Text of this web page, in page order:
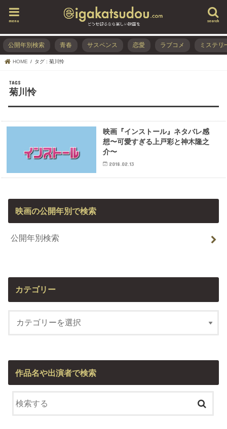
search
menu
公開年別検索 青春 サスペンス 恋愛 ラブコメ ミステリ
HOME タグ : 菊川怜
菊川怜
映画『インストール』ネタバレ感
想〜可愛すぎる上戸彩と神木隆之
介〜
2018.02.13
映画の公開年別で検索
公開年別検索
カテゴリー
作品名や出演者で検索